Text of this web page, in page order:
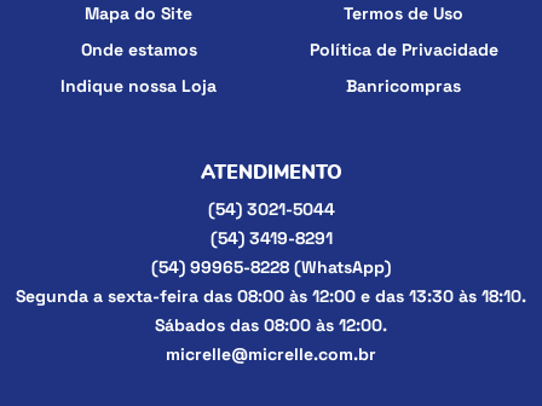
Mapa do Site
Onde estamos
Indique nossa Loja
Termos de Uso
Política de Privacidade
Banricompras
ATENDIMENTO
(54)3021-5044
(54)3419-8291
(54) 99965-8228 (WhatsApp)
Segunda a sexta-feira das 08:00 às 12:00 e das 13:30 às 18:10.
Sábados das 08:00 às 12:00.
micrelle@micrelle.com.br